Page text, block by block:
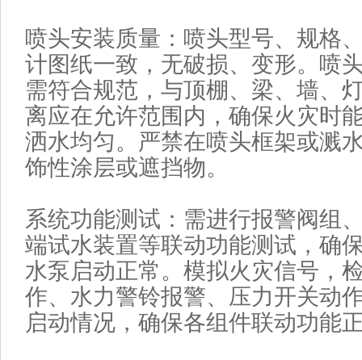
喷头安装质量‌：喷头型号、规格
计图纸一致，无破损、变形。喷
需符合规范，与顶棚、梁、墙、
离应在允许范围内，确保火灾时
洒水均匀。严禁在喷头框架或溅
饰性涂层或遮挡物。
系统功能测试‌：需进行报警阀组
端试水装置等联动功能测试，确
水泵启动正常。模拟火灾信号，
作、水力警铃报警、压力开关动
启动情况，确保各组件联动功能